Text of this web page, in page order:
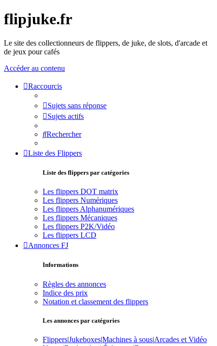
flipjuke.fr
Le site des collectionneurs de flippers, de juke, de slots, d'arcade et
de jeux pour cafés
Accéder au contenu
Raccourcis
Sujets sans réponse
Sujets actifs
Rechercher
Liste des Flippers
Liste des flippers par catégories
Les flippers DOT matrix
Les flippers Numériques
Les flippers Alphanumériques
Les flippers Mécaniques
Les flippers P2K/Vidéo
Les flippers LCD
Annonces FJ
Informations
Règles des annonces
Indice des prix
Notation et classement des flippers
Les annonces par catégories
Flippers|Jukeboxes|Machines à sous|Arcades et Vidéo